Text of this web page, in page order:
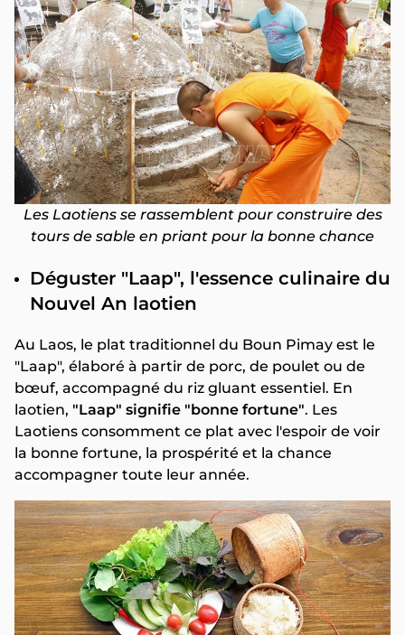
Les Laotiens se rassemblent pour construire des
tours de sable en priant pour la bonne chance
Déguster "Laap", l'essence culinaire du
Nouvel An laotien
Au Laos, le plat traditionnel du Boun Pimay est le
"Laap", élaboré à partir de porc, de poulet ou de
bœuf, accompagné du riz gluant essentiel. En
laotien, "Laap" signifie "bonne fortune". Les
Laotiens consomment ce plat avec l'espoir de voir
la bonne fortune, la prospérité et la chance
accompagner toute leur année.